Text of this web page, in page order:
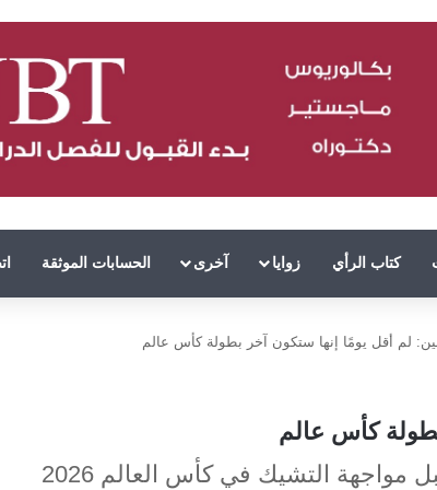
كتاب الرأي زوايا آخرى الحسابات الموثقة
لم أقل يومًا إنها ستكون آخر بطولة كأس عالم
كأس عالم
التشيك في كأس العالم 2026